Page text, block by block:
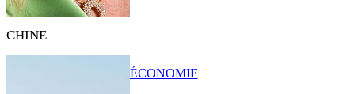
CHINE
ÉCONOMIE